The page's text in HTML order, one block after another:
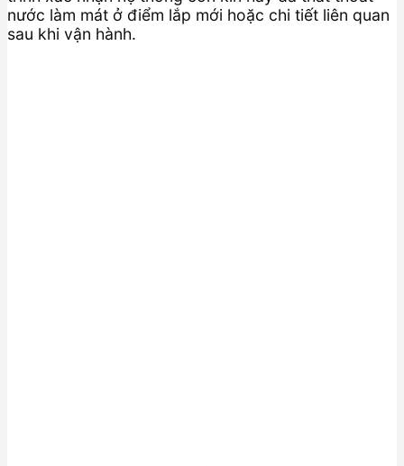
nước làm mát ở điểm lắp mới hoặc chi tiết liên quan
sau khi vận hành.